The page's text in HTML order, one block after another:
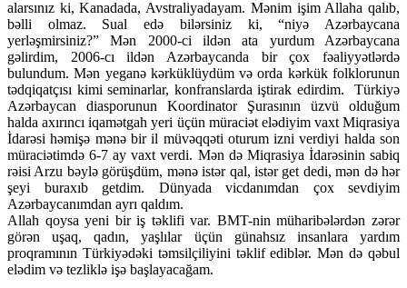
alarsınız ki, Kanadada, Avstraliyadayam. Mənim işim Allaha qalıb,
bəlli olmaz. Sual edə bilərsiniz ki, “niyə Azərbaycana
yerləşmirsiniz?” Mən 2000-ci ildən ata yurdum Azərbaycana
gəlirdim, 2006-cı ildən Azərbaycanda bir çox fəaliyyətlərdə
bulundum. Mən yeganə kərküklüydüm və orda kərkük folklorunun
tədqiqatçısı kimi seminarlar, konfranslarda iştirak edirdim. Türkiyə
Azərbaycan diasporunun Koordinator Şurasının üzvü olduğum
halda axırıncı iqamətgah yeri üçün müraciət elədiyim vaxt Miqrasiya
İdarəsi həmişə mənə bir il müvəqqəti oturum izni verdiyi halda son
müraciətimdə 6-7 ay vaxt verdi. Mən də Miqrasiya İdarəsinin sabiq
rəisi Arzu bəylə görüşdüm, mənə istər qal, istər get dedi, mən də hər
şeyi buraxıb getdim. Dünyada vicdanımdan çox sevdiyim
Azərbaycanımdan ayrı qaldım.
Allah qoysa yeni bir iş təklifi var. BMT-nin müharibələrdən zərər
görən uşaq, qadın, yaşlılar üçün günahsız insanlara yardım
proqramının Türkiyədəki təmsilçiliyini təklif ediblər. Mən də qəbul
elədim və tezliklə işə başlayacağam.